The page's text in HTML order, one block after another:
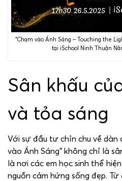
“Chạm vào Ánh Sáng – Touching the
tại iSchool Ninh Thuận
Sân khấu
và tỏa sáng
Với sự đầu tư chỉn chu về dàn
vào Ánh Sáng” không chỉ là
là nơi các em học sinh thể
nguồn cảm hứng sống đẹp.